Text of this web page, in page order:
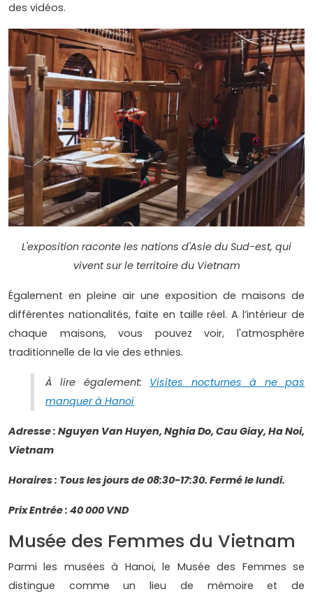
des vidéos.
L'exposition raconte les nations d'Asie du Sud-est, qui
vivent sur le territoire du Vietnam
Également en pleine air une exposition de maisons de
différentes nationalités, faite en taille réel. A l’intérieur de
chaque maisons, vous pouvez voir, l'atmosphère
traditionnelle de la vie des ethnies.
À lire également: Visites nocturnes à ne pas
manquer à Hanoï
Adresse : Nguyen Van Huyen, Nghia Do, Cau Giay, Ha Noi,
Vietnam
Horaires : Tous les jours de 08:30-17:30. Fermé le lundi.
Prix Entrée : 40 000 VND
Musée des Femmes du Vietnam
Parmi les musées à Hanoï, le Musée des Femmes se
distingue comme un lieu de mémoire et de